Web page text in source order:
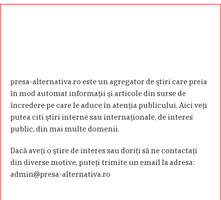
presa-alternativa.ro este un agregator de ştiri care preia
în mod automat informaţii şi articole din surse de
încredere pe care le aduce în atenţia publicului. Aici veţi
putea citi ştiri interne sau internaţionale, de interes
public, din mai multe domenii.
Dacă aveţi o ştire de interes sau doriţi să ne contactaţi
din diverse motive, puteţi trimite un email la adresa:
admin@presa-alternativa.ro